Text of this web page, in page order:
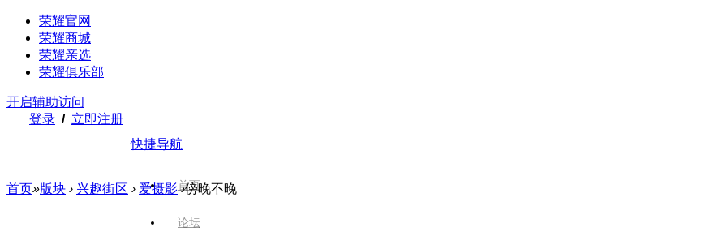
荣耀官网
荣耀商城
荣耀亲选
荣耀俱乐部
开启辅助访问
登录 / 立即注册
快捷导航
首页
论坛
首页»版块 › 兴趣街区 › 爱摄影 ›傍晚不晚